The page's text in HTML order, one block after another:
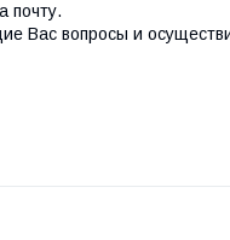
почту.
Вас вопросы и